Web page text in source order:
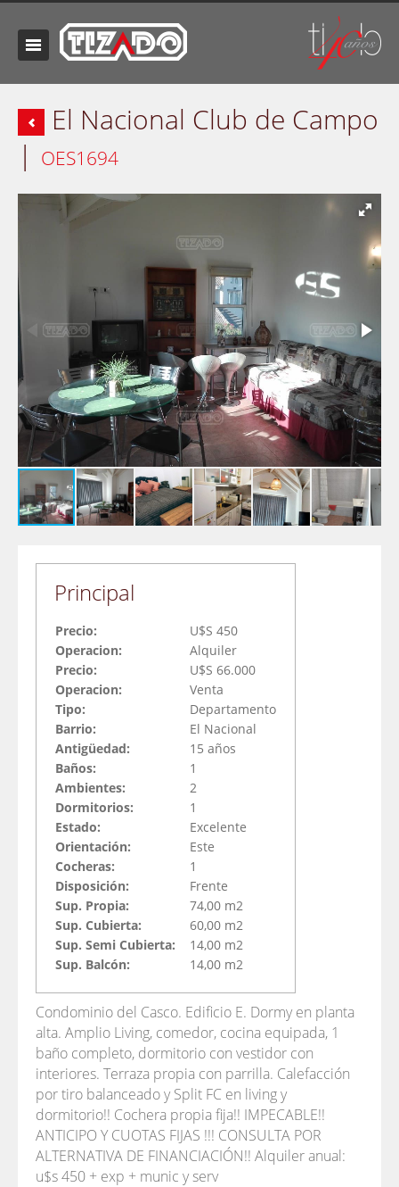
El Nacional Club de Campo
|
OES1694
Principal
Precio:
U$S 450
Operacion:
Alquiler
Precio:
U$S 66.000
Operacion:
Venta
Tipo:
Departamento
Barrio:
El Nacional
Antigüedad:
15 años
Baños:
1
Ambientes:
2
Dormitorios:
1
Estado:
Excelente
Orientación:
Este
Cocheras:
1
Disposición:
Frente
Sup. Propia:
74,00 m2
Sup. Cubierta:
60,00 m2
Sup. Semi Cubierta:
14,00 m2
Sup. Balcón:
14,00 m2
Condominio del Casco. Edificio E. Dormy en planta
alta. Amplio Living, comedor, cocina equipada, 1
baño completo, dormitorio con vestidor con
interiores. Terraza propia con parrilla. Calefacción
por tiro balanceado y Split FC en living y
dormitorio!! Cochera propia fija!! IMPECABLE!!
ANTICIPO Y CUOTAS FIJAS !!! CONSULTA POR
ALTERNATIVA DE FINANCIACIÓN!! Alquiler anual:
u$s 450 + exp + munic y serv